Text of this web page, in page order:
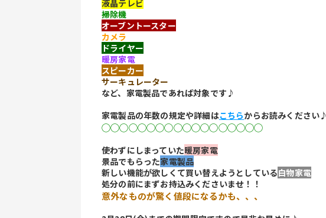
液晶テレビ
掃除機
オーブントースター
カメラ
ドライヤー
暖房家電
スピーカー
サーキュレーター
など、家電製品であれば対象です♪
家電製品の年数の規定や詳細はこちらからお読みください♪
◯◯◯◯◯◯◯◯◯◯◯◯◯◯◯◯◯◯
使わずにしまっていた暖房家電
景品でもらった家電製品
新しい機能が欲しくて買い替えようとしている白物家電
処分の前にまずお持込みくださいませ！！
意外なものが驚く値段になるかも、、、